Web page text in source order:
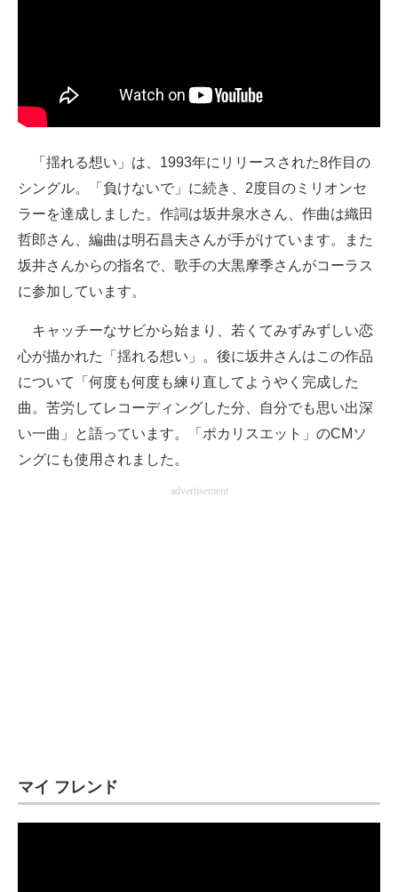
「揺れる想い」は、1993年にリリースされた8作目の
シングル。「負けないで」に続き、2度目のミリオンセ
ラーを達成しました。作詞は坂井泉水さん、作曲は織田
哲郎さん、編曲は明石昌夫さんが手がけています。また
坂井さんからの指名で、歌手の大黒摩季さんがコーラス
に参加しています。
キャッチーなサビから始まり、若くてみずみずしい恋
心が描かれた「揺れる想い」。後に坂井さんはこの作品
について「何度も何度も練り直してようやく完成した
曲。苦労してレコーディングした分、自分でも思い出深
い一曲」と語っています。「ポカリスエット」のCMソ
ングにも使用されました。
advertisement
マイ フレンド